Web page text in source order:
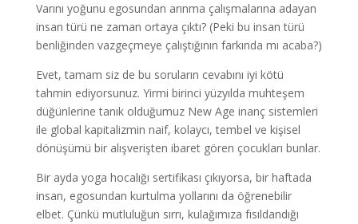
Varını yoğunu egosundan arınma çalışmalarına adayan
insan türü ne zaman ortaya çıktı? (Peki bu insan türü
benliğinden vazgeçmeye çalıştığının farkında mı acaba?)
Evet, tamam siz de bu soruların cevabını iyi kötü
tahmin ediyorsunuz. Yirmi birinci yüzyılda muhteşem
düğünlerine tanık olduğumuz New Age inanç sistemleri
ile global kapitalizmin naif, kolaycı, tembel ve kişisel
dönüşümü bir alışverişten ibaret gören çocukları bunlar.
Bir ayda yoga hocalığı sertifikası çıkıyorsa, bir haftada
insan, egosundan kurtulma yollarını da öğrenebilir
elbet. Çünkü mutluluğun sırrı, kulağımıza fısıldandığı